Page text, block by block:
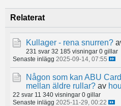
Relaterat
Kullager - rena snurren?
231 svar 32 185 visningar 0 gillar
Senaste inlägg 2025-09-14, 07:55
Någon som kan ABU
mellan äldre rullar? av
22 svar 11 340 visningar 0 gillar
Senaste inlägg 2025-11-29, 00:22